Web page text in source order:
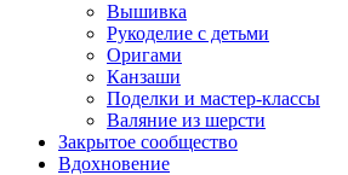
Вышивка
Рукоделие с детьми
Оригами
Канзаши
Поделки и мастер-классы
Валяние из шерсти
Закрытое сообщество
Вдохновение